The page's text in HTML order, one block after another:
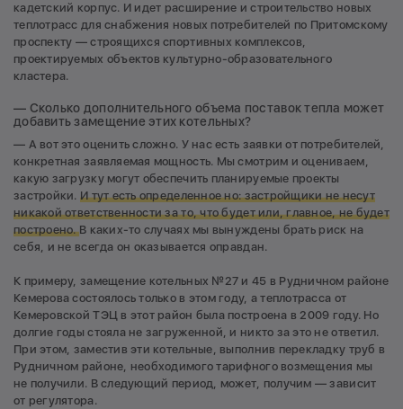
кадетский корпус. И идет расширение и строительство новых
теплотрасс для снабжения новых потребителей по Притомскому
проспекту — строящихся спортивных комплексов,
проектируемых объектов культурно-образовательного
кластера.
— Сколько дополнительного объема поставок тепла может
добавить замещение этих котельных?
— А вот это оценить сложно. У нас есть заявки от потребителей,
конкретная заявляемая мощность. Мы смотрим и оцениваем,
какую загрузку могут обеспечить планируемые проекты
застройки. И тут есть определенное но: застройщики не несут
никакой ответственности за то, что будет или, главное, не будет
построено.В каких-то случаях мы вынуждены брать риск на
себя, и не всегда он оказывается оправдан.
К примеру, замещение котельных №27 и 45 в Рудничном районе
Кемерова состоялось только в этом году, а теплотрасса от
Кемеровской ТЭЦ в этот район была построена в 2009 году. Но
долгие годы стояла не загруженной, и никто за это не ответил.
При этом, заместив эти котельные, выполнив перекладку труб в
Рудничном районе, необходимого тарифного возмещения мы
не получили. В следующий период, может, получим — зависит
от регулятора.